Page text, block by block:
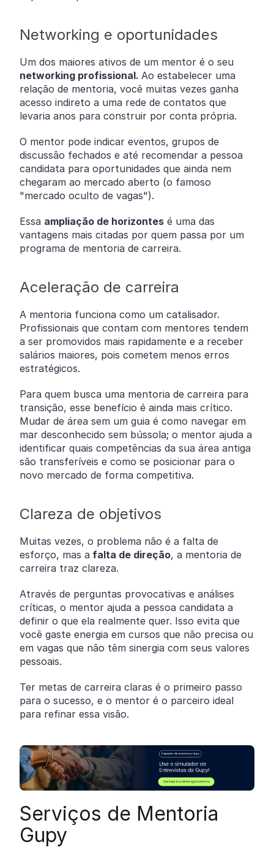
Networking e oportunidades
Um dos maiores ativos de um mentor é o seu
networking profissional. Ao estabelecer uma
relação de mentoria, você muitas vezes ganha
acesso indireto a uma rede de contatos que
levaria anos para construir por conta própria.
O mentor pode indicar eventos, grupos de
discussão fechados e até recomendar a pessoa
candidata para oportunidades que ainda nem
chegaram ao mercado aberto (o famoso
"mercado oculto de vagas").
Essa ampliação de horizontes é uma das
vantagens mais citadas por quem passa por um
programa de mentoria de carreira.
Aceleração de carreira
A mentoria funciona como um catalisador.
Profissionais que contam com mentores tendem
a ser promovidos mais rapidamente e a receber
salários maiores, pois cometem menos erros
estratégicos.
Para quem busca uma mentoria de carreira para
transição, esse benefício é ainda mais crítico.
Mudar de área sem um guia é como navegar em
mar desconhecido sem bússola; o mentor ajuda a
identificar quais competências da sua área antiga
são transferíveis e como se posicionar para o
novo mercado de forma competitiva.
Clareza de objetivos
Muitas vezes, o problema não é a falta de
esforço, mas a falta de direção, a mentoria de
carreira traz clareza.
Através de perguntas provocativas e análises
críticas, o mentor ajuda a pessoa candidata a
definir o que ela realmente quer. Isso evita que
você gaste energia em cursos que não precisa ou
em vagas que não têm sinergia com seus valores
pessoais.
Ter metas de carreira claras é o primeiro passo
para o sucesso, e o mentor é o parceiro ideal
para refinar essa visão.
Serviços de Mentoria
Gupy